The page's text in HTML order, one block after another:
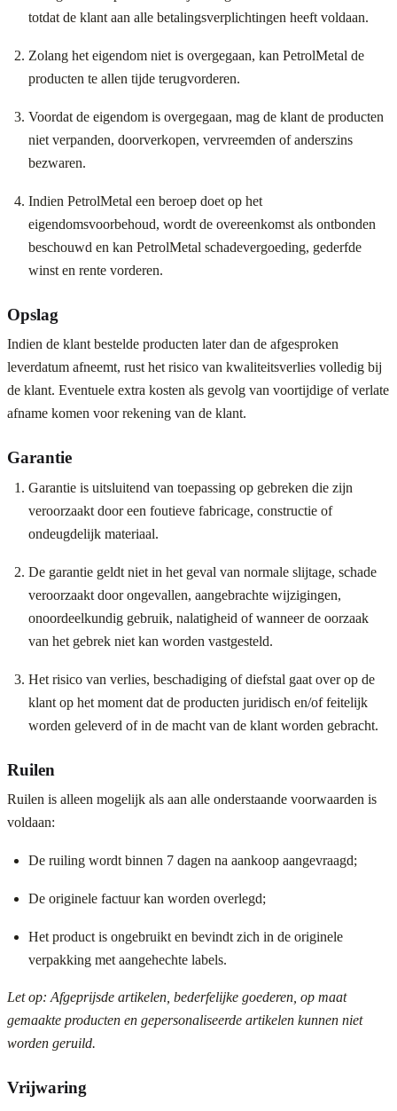
totdat de klant aan alle betalingsverplichtingen heeft voldaan.
Zolang het eigendom niet is overgegaan, kan PetrolMetal de
producten te allen tijde terugvorderen.
Voordat de eigendom is overgegaan, mag de klant de producten
niet verpanden, doorverkopen, vervreemden of anderszins
bezwaren.
Indien PetrolMetal een beroep doet op het
eigendomsvoorbehoud, wordt de overeenkomst als ontbonden
beschouwd en kan PetrolMetal schadevergoeding, gederfde
winst en rente vorderen.
Opslag
Indien de klant bestelde producten later dan de afgesproken
leverdatum afneemt, rust het risico van kwaliteitsverlies volledig bij
de klant. Eventuele extra kosten als gevolg van voortijdige of verlate
afname komen voor rekening van de klant.
Garantie
Garantie is uitsluitend van toepassing op gebreken die zijn
veroorzaakt door een foutieve fabricage, constructie of
ondeugdelijk materiaal.
De garantie geldt niet in het geval van normale slijtage, schade
veroorzaakt door ongevallen, aangebrachte wijzigingen,
onoordeelkundig gebruik, nalatigheid of wanneer de oorzaak
van het gebrek niet kan worden vastgesteld.
Het risico van verlies, beschadiging of diefstal gaat over op de
klant op het moment dat de producten juridisch en/of feitelijk
worden geleverd of in de macht van de klant worden gebracht.
Ruilen
Ruilen is alleen mogelijk als aan alle onderstaande voorwaarden is
voldaan:
De ruiling wordt binnen 7 dagen na aankoop aangevraagd;
De originele factuur kan worden overlegd;
Het product is ongebruikt en bevindt zich in de originele
verpakking met aangehechte labels.
Let op: Afgeprijsde artikelen, bederfelijke goederen, op maat
gemaakte producten en gepersonaliseerde artikelen kunnen niet
worden geruild.
Vrijwaring